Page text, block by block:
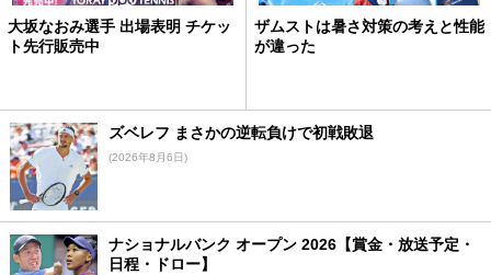
大坂なおみ選手 出場表明 チケッ
ト先行販売中
ザムストは暑さ対策の考えと性能
が違った
ズベレフ まさかの逆転負けで初戦敗退
(2026年8月6日)
ナショナルバンク オープン 2026【賞金・放送予定・
日程・ドロー】